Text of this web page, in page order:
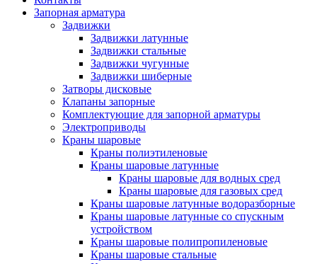
Запорная арматура
Задвижки
Задвижки латунные
Задвижки стальные
Задвижки чугунные
Задвижки шиберные
Затворы дисковые
Клапаны запорные
Комплектующие для запорной арматуры
Электроприводы
Краны шаровые
Краны полиэтиленовые
Краны шаровые латунные
Краны шаровые для водных сред
Краны шаровые для газовых сред
Краны шаровые латунные водоразборные
Краны шаровые латунные со спускным
устройством
Краны шаровые полипропиленовые
Краны шаровые стальные